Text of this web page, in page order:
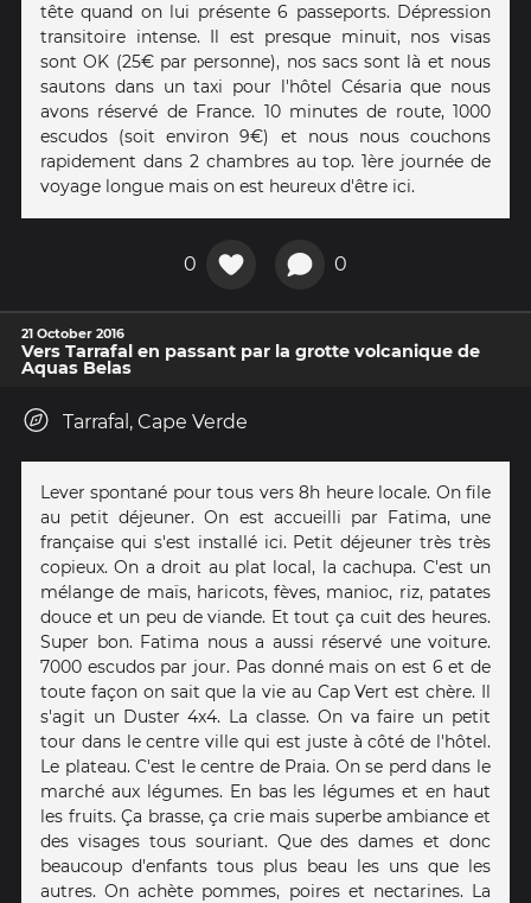
tête quand on lui présente 6 passeports. Dépression
transitoire intense. Il est presque minuit, nos visas
sont OK (25€ par personne), nos sacs sont là et nous
sautons dans un taxi pour l'hôtel Césaria que nous
avons réservé de France. 10 minutes de route, 1000
escudos (soit environ 9€) et nous nous couchons
rapidement dans 2 chambres au top. 1ère journée de
voyage longue mais on est heureux d'être ici.
0 0
21 October 2016
Vers Tarrafal en passant par la grotte volcanique de
Aquas Belas
Tarrafal, Cape Verde
Lever spontané pour tous vers 8h heure locale. On file
au petit déjeuner. On est accueilli par Fatima, une
française qui s'est installé ici. Petit déjeuner très très
copieux. On a droit au plat local, la cachupa. C'est un
mélange de maïs, haricots, fèves, manioc, riz, patates
douce et un peu de viande. Et tout ça cuit des heures.
Super bon. Fatima nous a aussi réservé une voiture.
7000 escudos par jour. Pas donné mais on est 6 et de
toute façon on sait que la vie au Cap Vert est chère. Il
s'agit un Duster 4x4. La classe. On va faire un petit
tour dans le centre ville qui est juste à côté de l'hôtel.
Le plateau. C'est le centre de Praia. On se perd dans le
marché aux légumes. En bas les légumes et en haut
les fruits. Ça brasse, ça crie mais superbe ambiance et
des visages tous souriant. Que des dames et donc
beaucoup d'enfants tous plus beau les uns que les
autres. On achète pommes, poires et nectarines. La